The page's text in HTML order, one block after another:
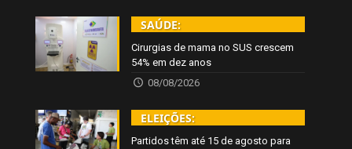
SAÚDE:
Cirurgias de mama no SUS crescem
54% em dez anos
08/08/2026
ELEIÇÕES:
Partidos têm até 15 de agosto para